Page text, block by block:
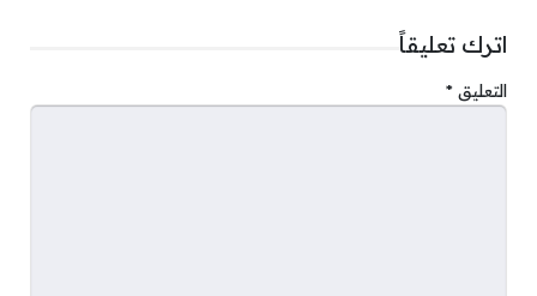
اترك تعليقاً
التعليق *